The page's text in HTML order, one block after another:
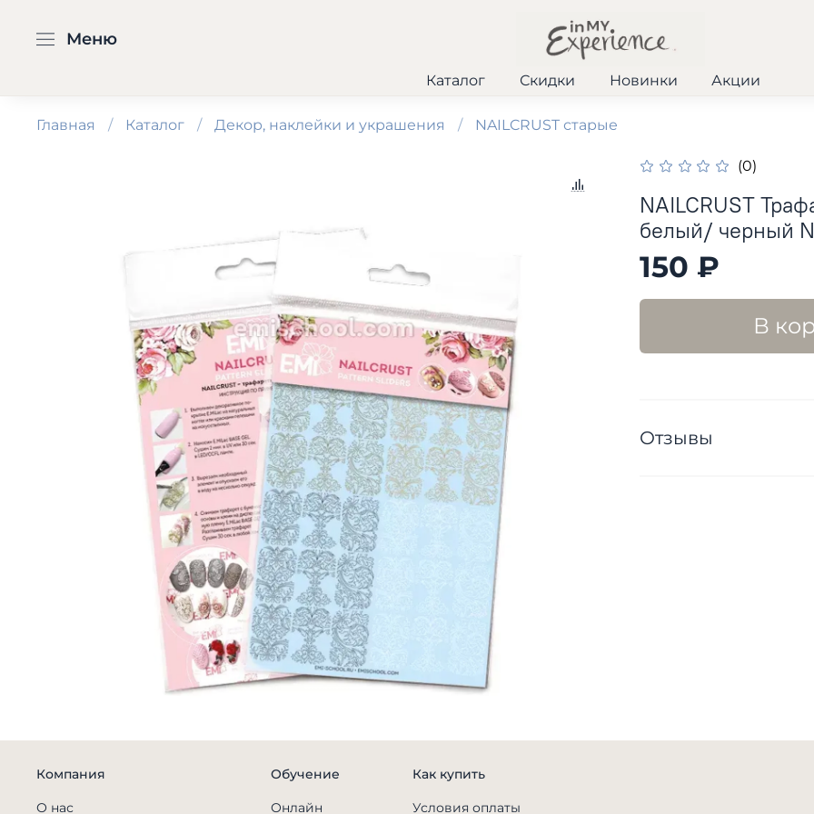
Меню
Каталог Скидки Новинки Акции
Главная Каталог Декор, наклейки и украшения NAILCRUST старые
(0)
NAILCRUST
белый/ черный
150 ₽
В
Отзывы
Компания
О нас
Обучение
Онлайн
Как купить
Условия оплаты